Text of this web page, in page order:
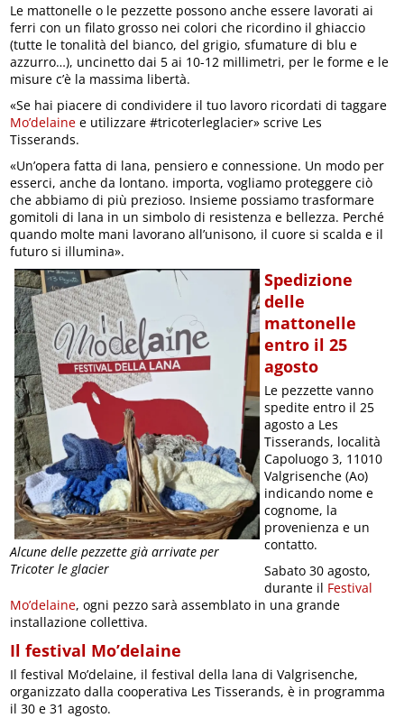
Le mattonelle o le pezzette possono anche essere lavorati ai
ferri con un filato grosso nei colori che ricordino il ghiaccio
(tutte le tonalità del bianco, del grigio, sfumature di blu e
azzurro…), uncinetto dai 5 ai 10-12 millimetri, per le forme e le
misure c’è la massima libertà.
«Se hai piacere di condividere il tuo lavoro ricordati di taggare
Mo’delaine e utilizzare #tricoterleglacier» scrive Les
Tisserands.
«Un’opera fatta di lana, pensiero e connessione. Un modo per
esserci, anche da lontano. importa, vogliamo proteggere ciò
che abbiamo di più prezioso. Insieme possiamo trasformare
gomitoli di lana in un simbolo di resistenza e bellezza. Perché
quando molte mani lavorano all’unisono, il cuore si scalda e il
futuro si illumina».
Alcune delle pezzette già arrivate per
Tricoter le glacier
Spedizione
delle
mattonelle
entro il 25
agosto
Le pezzette vanno
spedite entro il 25
agosto a Les
Tisserands, località
Capoluogo 3, 11010
Valgrisenche (Ao)
indicando nome e
cognome, la
provenienza e un
contatto.
Sabato 30 agosto,
durante il Festival
Mo’delaine, ogni pezzo sarà assemblato in una grande
installazione collettiva.
Il festival Mo’delaine
Il festival Mo’delaine, il festival della lana di Valgrisenche,
organizzato dalla cooperativa Les Tisserands, è in programma
il 30 e 31 agosto.